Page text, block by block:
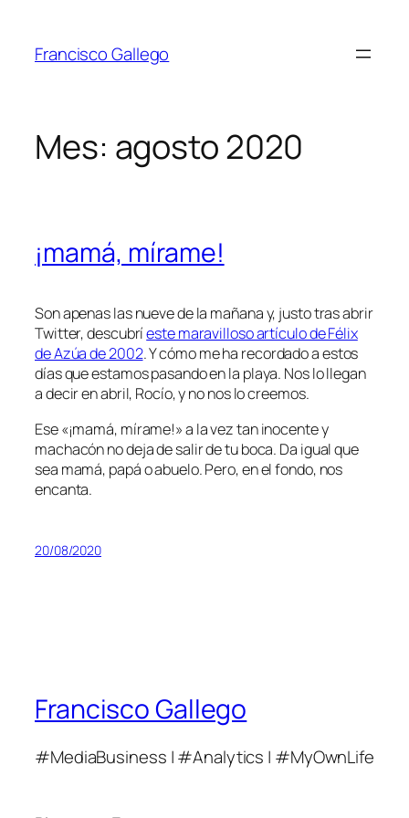
contenido
Francisco Gallego
Mes: agosto 2020
¡mamá, mírame!
Son apenas las nueve de la mañana y, justo tras abrir
Twitter, descubríeste maravilloso artículo de Félix
de Azúa de 2002. Y cómo me ha recordado a estos
días que estamos pasando en la playa. Nos lo llegan
a decir en abril, Rocío, y no nos lo creemos.
Ese «¡mamá, mírame!» a la vez tan inocente y
machacón no deja de salir de tu boca. Da igual que
sea mamá, papá o abuelo. Pero, en el fondo, nos
encanta.
20/08/2020
Francisco Gallego
#MediaBusiness | #Analytics | #MyOwnLife